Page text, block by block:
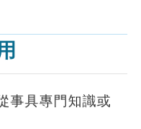
事具專門知識或